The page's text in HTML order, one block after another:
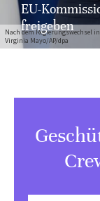
Nach dem Regierungswechsel
Virginia Mayo/AP/dpa
EU-
freigeben